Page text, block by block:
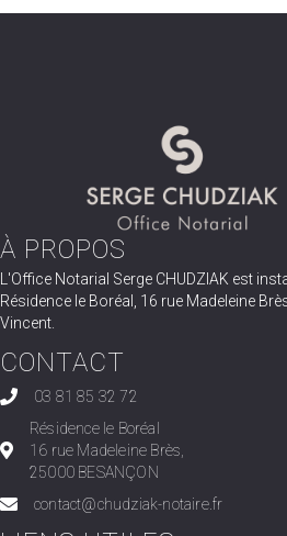
À PROPOS
L'Office Notarial Serge CHUDZIAK est
Résidence le Boréal, 16 rue Madeleine
Vincent.
CONTACT
03 81 85 32 72
Résidence le Boréal
16 rue Madeleine Brès,
25000 BESANÇON
contact@chudziak-notaire.fr